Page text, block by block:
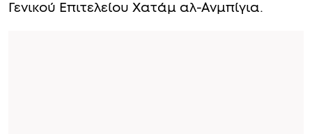
Γενικού Επιτελείου Χατάμ αλ-Ανμπίγια.